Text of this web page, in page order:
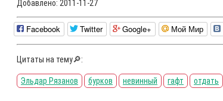
Добавлено: 2011-11-27
Facebook Twitter Google+ Мой Мир
Цитаты на тему🔎:
Эльдар Рязанов бурков невинный гафт отдать